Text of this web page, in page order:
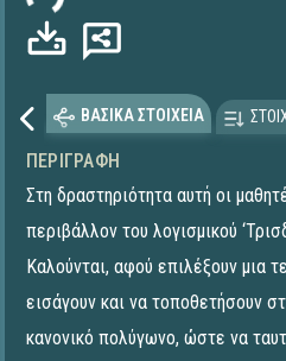
ΒΑΣΙΚΑ ΣΤΟΙΧΕΙΑ
ΠΕΡΙΓΡΑΦΉ
Στη δραστηριότητα αυτή οι
περιβάλλον του λογισμικού
Καλούνται, αφού επιλέξουν μια
εισάγουν και να τοποθετήσουν
κανονικό πολύγωνο, ώστε να